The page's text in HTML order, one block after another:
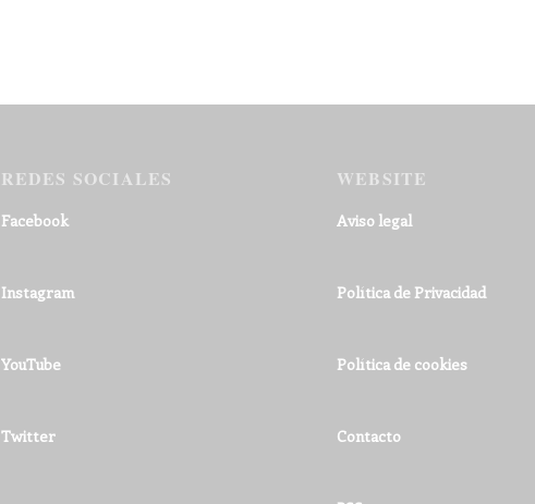
REDES SOCIALES
Facebook
Instagram
YouTube
Twitter
WEBSITE
Aviso legal
Política de Privacidad
Política de cookies
Contacto